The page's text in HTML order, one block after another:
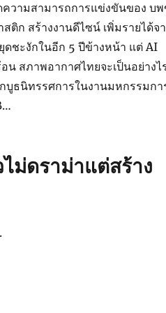
วามสามารถการแข่งขันของ บ
ติก สร้างงานดีไซน์ เพิ่มรายได้จ
ดชะงักในอีก 5 ปีข้างหน้า แต่ AI
สภาพอากาศไทยจะเป็นอย่างไ
บูธนิทรรศการในงานมหกรรมกา
ม่ดราม่าแต่สร้าง